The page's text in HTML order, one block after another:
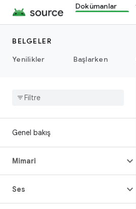
Dokümanlar
BELGELER
Yenilikler
Başlarken
Genel bakış
Mimari
Ses